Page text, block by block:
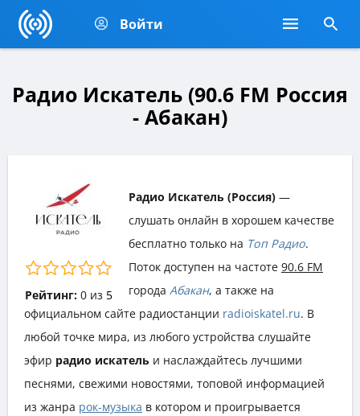
Войти
Радио Искатель (90.6 FM Россия
- Абакан)
Рейтинг: 0из 5
Радио Искатель (Россия) —
слушать онлайн в хорошем качестве
бесплатно только на Топ Радио.
Поток доступен на частоте 90.6 FM
города Абакан, а также на
официальном сайте радиостанции radioiskatel.ru. В
любой точке мира, из любого устройства слушайте
эфир радио искатель и наслаждайтесь лучшими
песнями, свежими новостями, топовой информацией
из жанра рок-музыка в котором и проигрывается